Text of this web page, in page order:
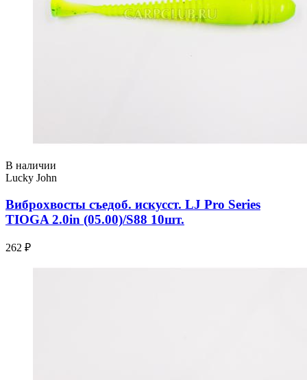
В наличии
Lucky John
Виброхвосты съедоб. искусст. LJ Pro Series
TIOGA 2.0in (05.00)/S88 10шт.
262 ₽